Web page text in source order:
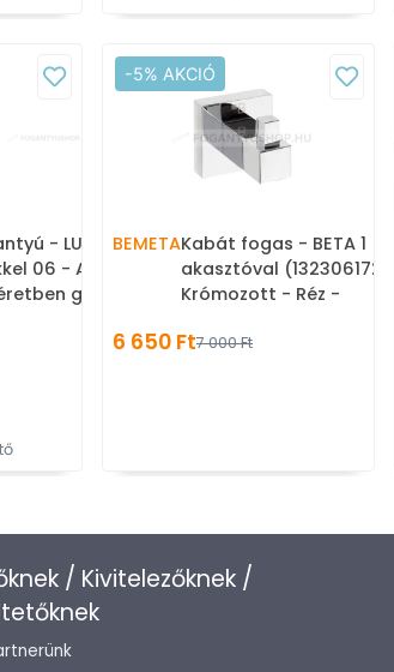
- LUNA -
06 - Acél fém
gyártott
-5% AKCIÓ
BEMETAKabát fogas - BETA 1
akasztóval (132306172) -
Krómozott - Réz -
6 650 Ft7 000 Ft
/ Kivitelezőknek /